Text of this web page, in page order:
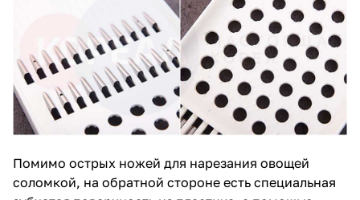
Помимо острых ножей для нарезания овощей
соломкой, на обратной стороне есть специальная